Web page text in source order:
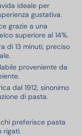
ideale per
gustativa.
grazie a una
superiore al 14%.
di 13 minuti, preciso
proveniente da
dal 1912, sinonimo
di pasta.
preferisce pasta
rigati.